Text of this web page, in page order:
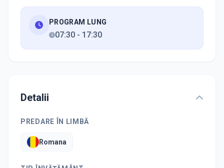
PROGRAM LUNG
07:30 - 17:30
Detalii
PREDARE ÎN LIMBĂ
Romana